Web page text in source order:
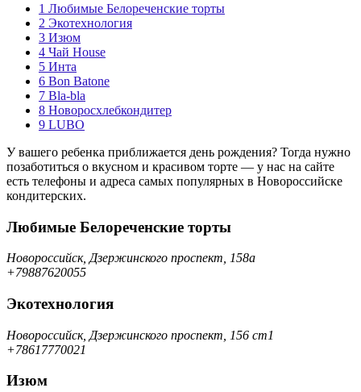
1 Любимые Белореченские торты
2 Экотехнология
3 Изюм
4 Чай House
5 Инта
6 Bon Batone
7 Bla-bla
8 Новоросхлебкондитер
9 LUBO
У вашего ребенка приближается день рождения? Тогда нужно
позаботиться о вкусном и красивом торте — у нас на сайте
есть телефоны и адреса самых популярных в Новороссийске
кондитерских.
Любимые Белореченские торты
Новороссийск, Дзержинского проспект, 158а
+79887620055
Экотехнология
Новороссийск, Дзержинского проспект, 156 ст1
+78617770021
Изюм